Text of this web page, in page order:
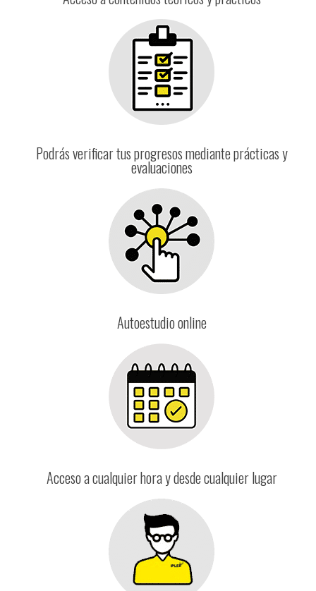
Podrás verificar tus progresos mediante prácticas y
evaluaciones
Autoestudio online
Acceso a cualquier hora y desde cualquier lugar